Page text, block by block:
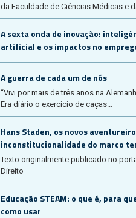
da Faculdade de Ciências Médicas e
A sexta onda de inovação:
artificial e os impactos no
A guerra de cada um de nós
“Vivi por mais de três anos na
Era diário o exercício de caças...
Hans Staden, os novos
inconstitucionalidade do marco
Texto originalmente publicado no
Direito
Educação STEAM: o que é, para
como usar